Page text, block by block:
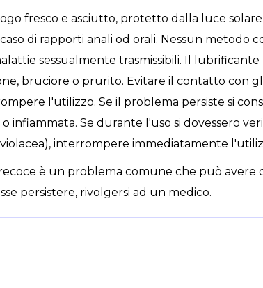
fresco e asciutto, protetto dalla luce
di rapporti anali od orali. Nessun
sessualmente trasmissibili. Il
bruciore o prurito. Evitare il contatto con
l'utilizzo. Se il problema persiste si
o infiammata. Se durante l'uso si dovessero
interrompere immediatamente
è un problema comune che può
persistere, rivolgersi ad un medico.